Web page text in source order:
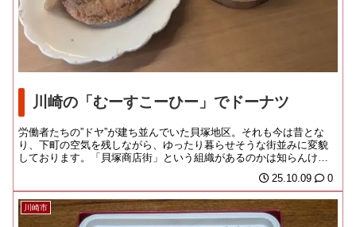
川崎の「むーすこーひー」でドーナツ
労働者たちの”ドヤ”が建ち並んでいた貝塚地区。それも今は昔とな
り、下町の空気を残しながら、ゆったり暮らせそうな街並みに変貌
しております。「貝塚商店街」という組織があるのかは知らんけ
25.10.09 0
川崎市